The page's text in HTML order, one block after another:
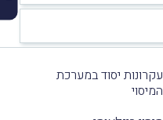
עקרונות יסוד במערכת
המיסוי